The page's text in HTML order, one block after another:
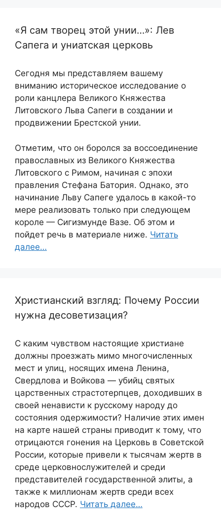
«Я сам творец этой унии…»: Лев
Сапега и униатская церковь
Сегодня мы представляем вашему
вниманию историческое исследование о
роли канцлера Великого Княжества
Литовского Льва Сапеги в создании и
продвижении Брестской унии.
Отметим, что он боролся за воссоединение
православных из Великого Княжества
Литовского с Римом, начиная с эпохи
правления Стефана Батория. Однако, это
начинание Льву Сапеге удалось в какой-то
мере реализовать только при следующем
короле — Сигизмунде Вазе. Об этом и
пойдет речь в материале ниже. Читать
далее…
Христианский взгляд: Почему России
нужна десоветизация?
С каким чувством настоящие христиане
должны проезжать мимо многочисленных
мест и улиц, носящих имена Ленина,
Свердлова и Войкова — убийц святых
царственных страстотерпцев, доходивших в
своей ненависти к русскому народу до
состояния одержимости? Наличие этих имен
на карте нашей страны приводит к тому, что
отрицаются гонения на Церковь в Советской
России, которые привели к тысячам жертв в
среде церковнослужителей и среди
представителей государственной элиты, а
также к миллионам жертв среди всех
народов СССР. Читать далее…